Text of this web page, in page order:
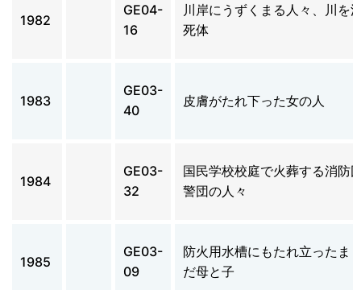
1982
GE04-
16
川岸にうずくまる人々、川を
死体
1983
GE03-
40
皮膚がたれ下った女の人
1984
GE03-
32
国民学校校庭で火葬する消防
警団の人々
1985
GE03-
09
防火用水槽にもたれ立ったま
だ母と子